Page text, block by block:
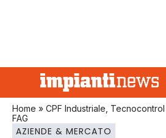
Home » CPF Industriale,
FAG
AZIENDE & MERCATO